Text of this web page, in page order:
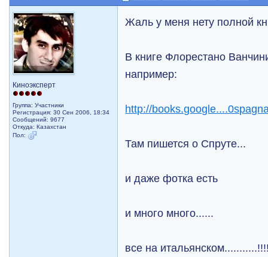
Киноэксперт
Группа: Участники
Регистрация: 30 Сен 2006, 18:34
Сообщений: 9677
Откуда: Казахстан
Пол:
Жаль у меня нету полной
В книге Флорестано
например:
http://
Там пишется о Спруте...
и даже фотка есть
и много много......
все на